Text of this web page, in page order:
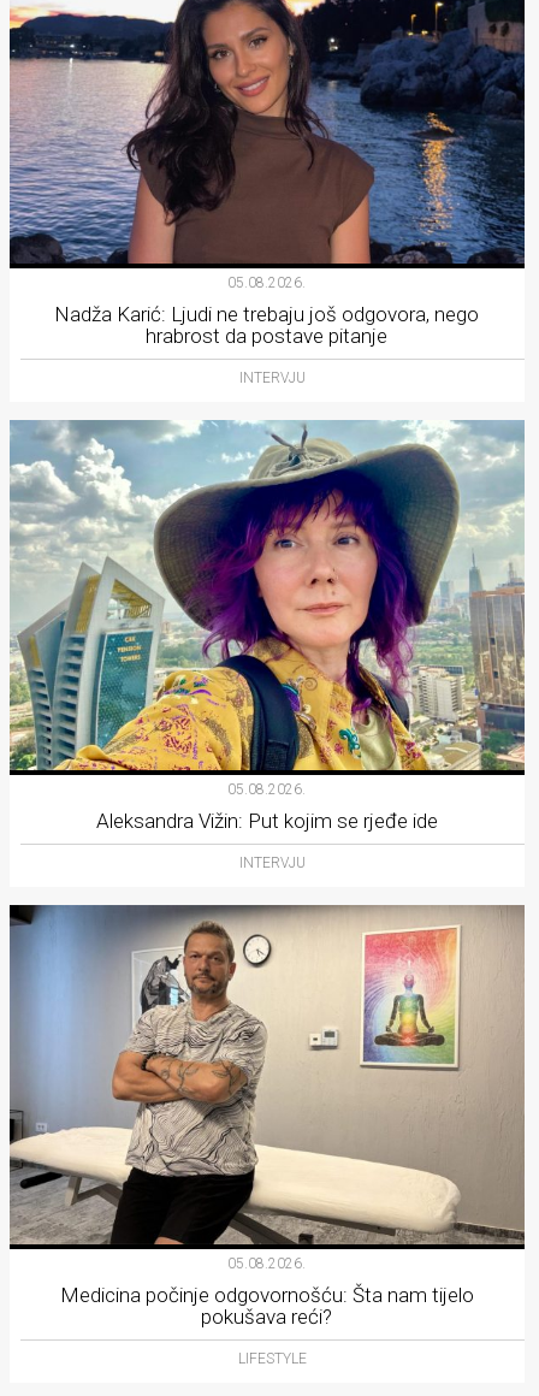
05.08.2026.
Nadža Karić: Ljudi ne trebaju još odgovora, nego
hrabrost da postave pitanje
INTERVJU
05.08.2026.
Aleksandra Vižin: Put kojim se rjeđe ide
INTERVJU
05.08.2026.
Medicina počinje odgovornošću: Šta nam tijelo
pokušava reći?
LIFESTYLE